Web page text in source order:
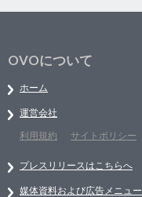
OVOについて
ホーム
運営会社
利用規約
サイトポリシー
プレスリリースはこちらへ
媒体資料および広告メニュー